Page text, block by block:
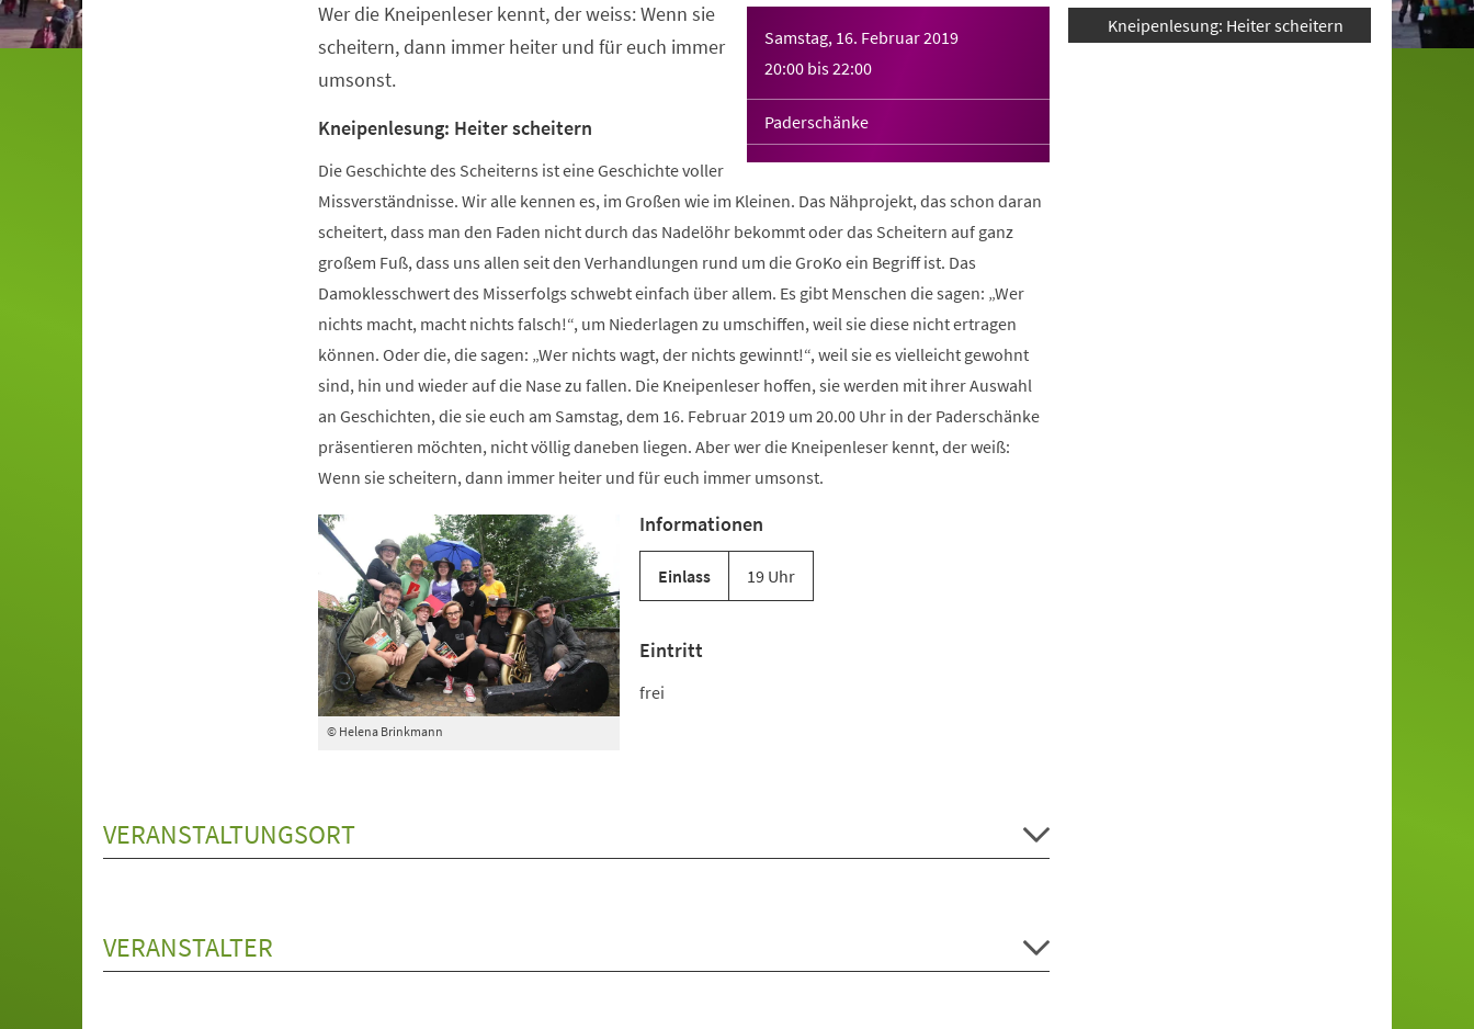
Samstag, 16. Februar 2019
20:00 bis22:00
Paderschänke
Wer die Kneipenleser kennt, der weiss: Wenn sie
scheitern, dann immer heiter und für euch immer
umsonst.
Kneipenlesung: Heiter scheitern
Die Geschichte des Scheiterns ist eine Geschichte voller
Missverständnisse. Wir alle kennen es, im Großen wie im Kleinen. Das Nähprojekt, das schon daran
scheitert, dass man den Faden nicht durch das Nadelöhr bekommt oder das Scheitern auf ganz
großem Fuß, dass uns allen seit den Verhandlungen rund um die GroKo ein Begriff ist. Das
Damoklesschwert des Misserfolgs schwebt einfach über allem. Es gibt Menschen die sagen: „Wer
nichts macht, macht nichts falsch!“, um Niederlagen zu umschiffen, weil sie diese nicht ertragen
können. Oder die, die sagen: „Wer nichts wagt, der nichts gewinnt!“, weil sie es vielleicht gewohnt
sind, hin und wieder auf die Nase zu fallen. Die Kneipenleser hoffen, sie werden mit ihrer Auswahl
an Geschichten, die sie euch am Samstag, dem 16. Februar 2019 um 20.00 Uhr in der Paderschänke
präsentieren möchten, nicht völlig daneben liegen. Aber wer die Kneipenleser kennt, der weiß:
Wenn sie scheitern, dann immer heiter und für euch immer umsonst.
© Helena Brinkmann
Informationen
Einlass 19 Uhr
Eintritt
frei
VERANSTALTUNGSORT
VERANSTALTER
Kneipenlesung: Heiter scheitern